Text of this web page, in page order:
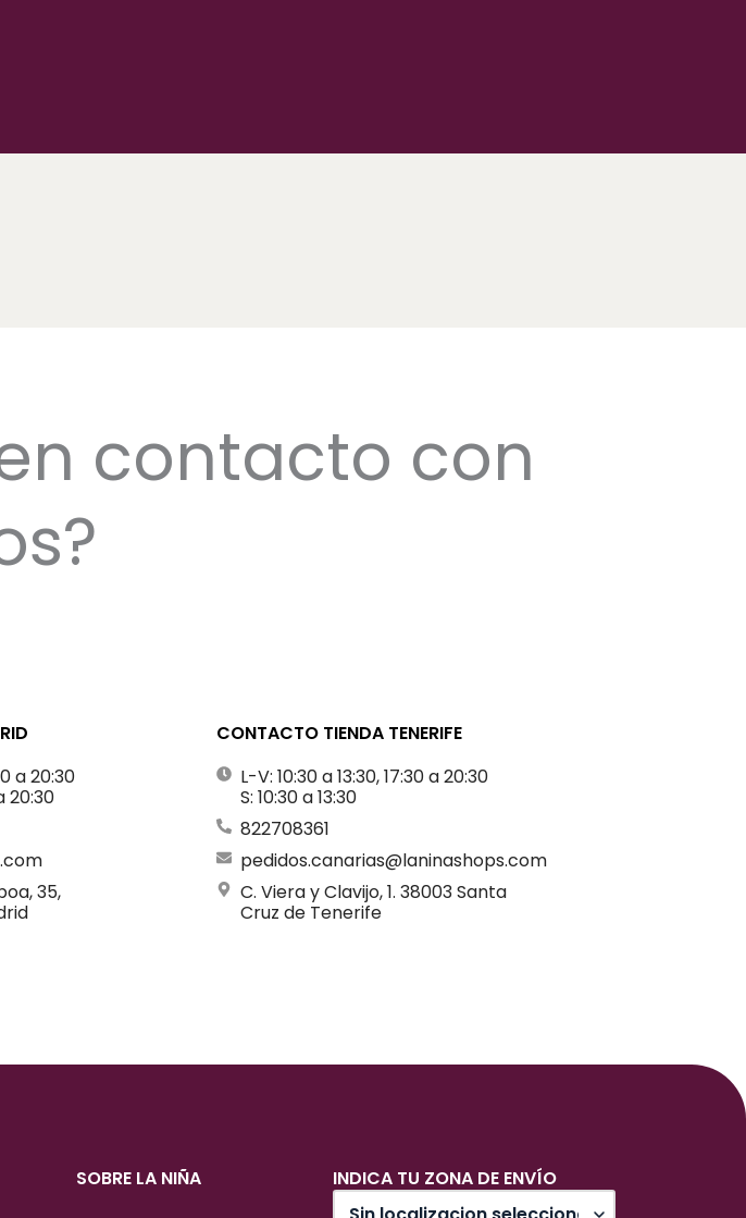
contacto con
a 20:30
20:30
35,
CONTACTO TIENDA TENERIFE
L-V: 10:30 a 13:30, 17:30 a 20:30
S: 10:30 a 13:30
822708361
pedidos.canarias@laninashops.com
C. Viera y Clavijo, 1. 38003 Santa
Cruz de Tenerife
SOBRE LA NIÑA
INDICA TU ZONA DE ENVÍO